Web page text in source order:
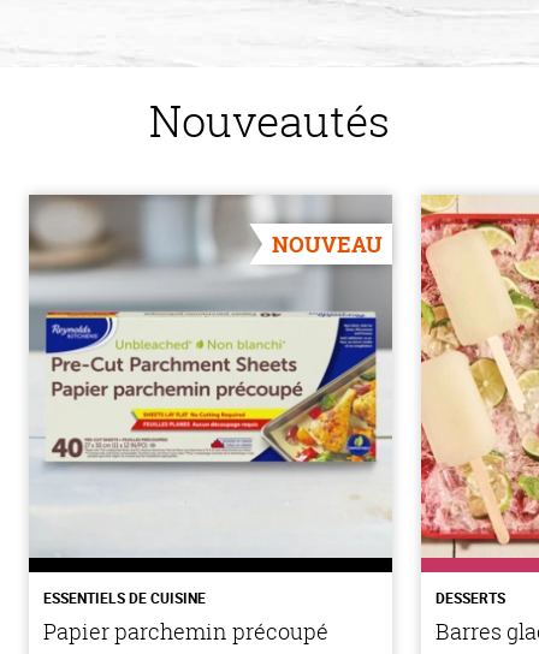
Nouveautés
NOUVEAU
ESSENTIELS DE CUISINE
Papier parchemin précoupé
DESSERTS
Barres